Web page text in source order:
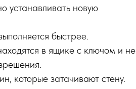
устанавливать новую
быстрее.
в ящике с ключом и не
которые затачивают стену.